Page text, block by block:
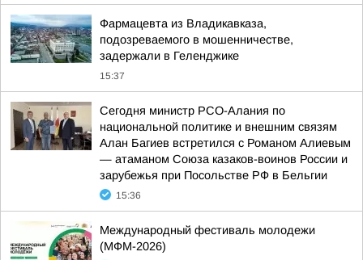
Фармацевта из Владикавказа,
подозреваемого в мошенничестве,
задержали в Геленджике
15:37
Сегодня министр РСО-Алания по
национальной политике и внешним связям
Алан Багиев встретился с Романом Алиевым
— атаманом Союза казаков-воинов России и
зарубежья при Посольстве РФ в Бельгии
15:36
Международный фестиваль молодежи
(МФМ-2026)